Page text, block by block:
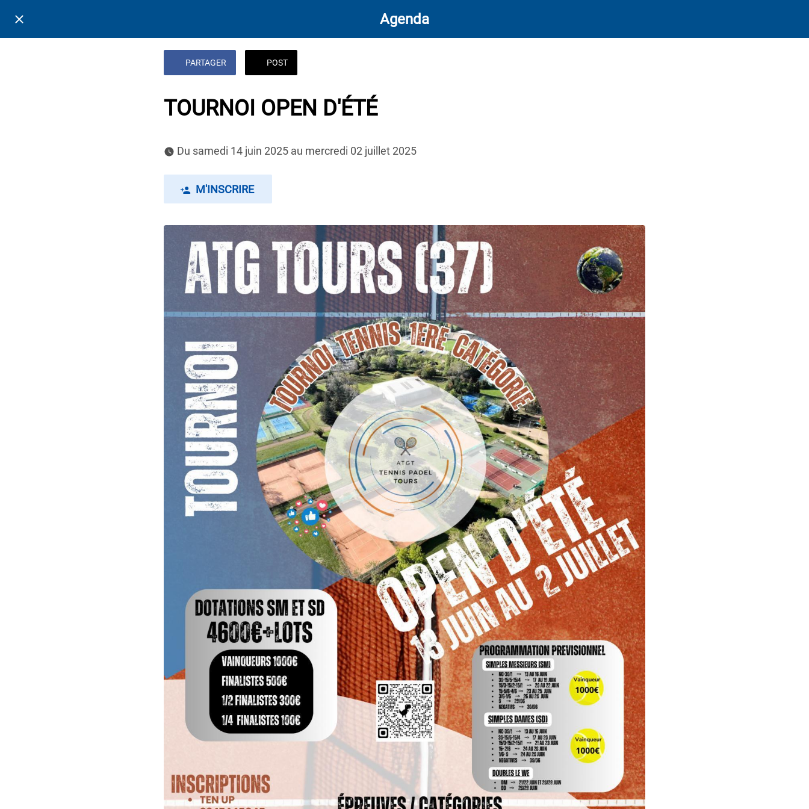
Agenda
PARTAGER POST
TOURNOI OPEN D'ÉTÉ
Du samedi 14 juin 2025 au mercredi 02 juillet 2025
M'INSCRIRE